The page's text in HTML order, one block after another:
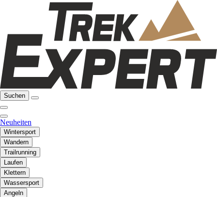
Suchen
Neuheiten
Wintersport
Wandern
Trailrunning
Laufen
Klettern
Wassersport
Angeln